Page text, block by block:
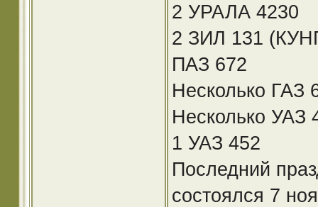
2 УРАЛА 4230
2 ЗИЛ 131
ПАЗ 672
Несколько ГАЗ
Несколько УАЗ
1 УАЗ 452
Последний
состоялся 7